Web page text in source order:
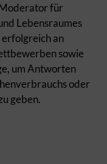
für
Lebensraumes
an
sowie
um Antworten
oder
geben.